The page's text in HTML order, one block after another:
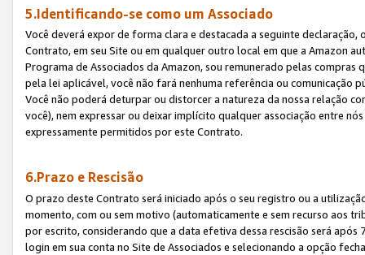
5.Identificando-se como um Associado
Você deverá expor de forma clara e destacada a seguinte
Contrato, em seu Site ou em qualquer outro local em que a Amazon
Programa de Associados da Amazon, sou remunerado pelas
pela lei aplicável, você não fará nenhuma referência ou comunicação
Você não poderá deturpar ou distorcer a natureza da nossa relação
você), nem expressar ou deixar implícito qualquer associação entre
expressamente permitidos por este Contrato.
6.Prazo e Rescisão
O prazo deste Contrato será iniciado após o seu registro ou a
momento, com ou sem motivo (automaticamente e sem recurso aos
por escrito, considerando que a data efetiva dessa rescisão será
login em sua conta no Site de Associados e selecionando a opção